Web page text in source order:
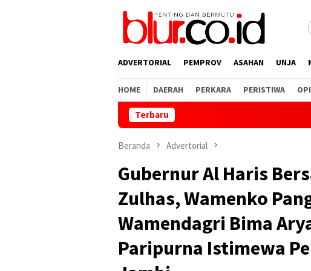
ADVERTORIAL PEMPROV ASAHAN UNJA
HOME DAERAH PERKARA PERISTIWA
Terbaru Tegas!
Beranda Advertorial
Gubernur Al Haris
Zulhas, Wamenko
Wamendagri Bima
Paripurna Istimewa